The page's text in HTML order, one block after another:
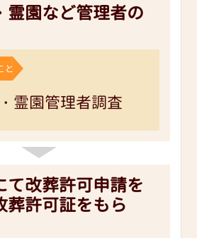
霊園など管理者の
と
霊園管理者調査
て改葬許可申請を
葬許可証をもら